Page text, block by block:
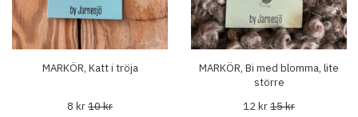
MARKÖR, Katt i tröja
8 kr10 kr
MARKÖR, Bi med blomma, lite
större
12 kr15 kr